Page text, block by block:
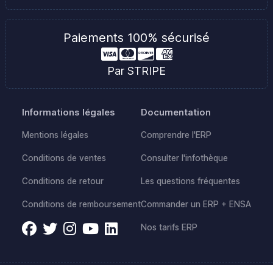
Paiements 100% sécurisé
Par STRIPE
Informations légales
Mentions légales
Conditions de ventes
Conditions de retour
Conditions de remboursement
Documentation
Comprendre l'ERP
Consulter l'infothèque
Les questions fréquentes
Commander un ERP + ENSA
Nos tarifs ERP